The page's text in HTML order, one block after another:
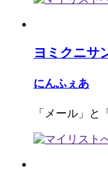
ヨミクニサ
にんふぇあ
「メール」と